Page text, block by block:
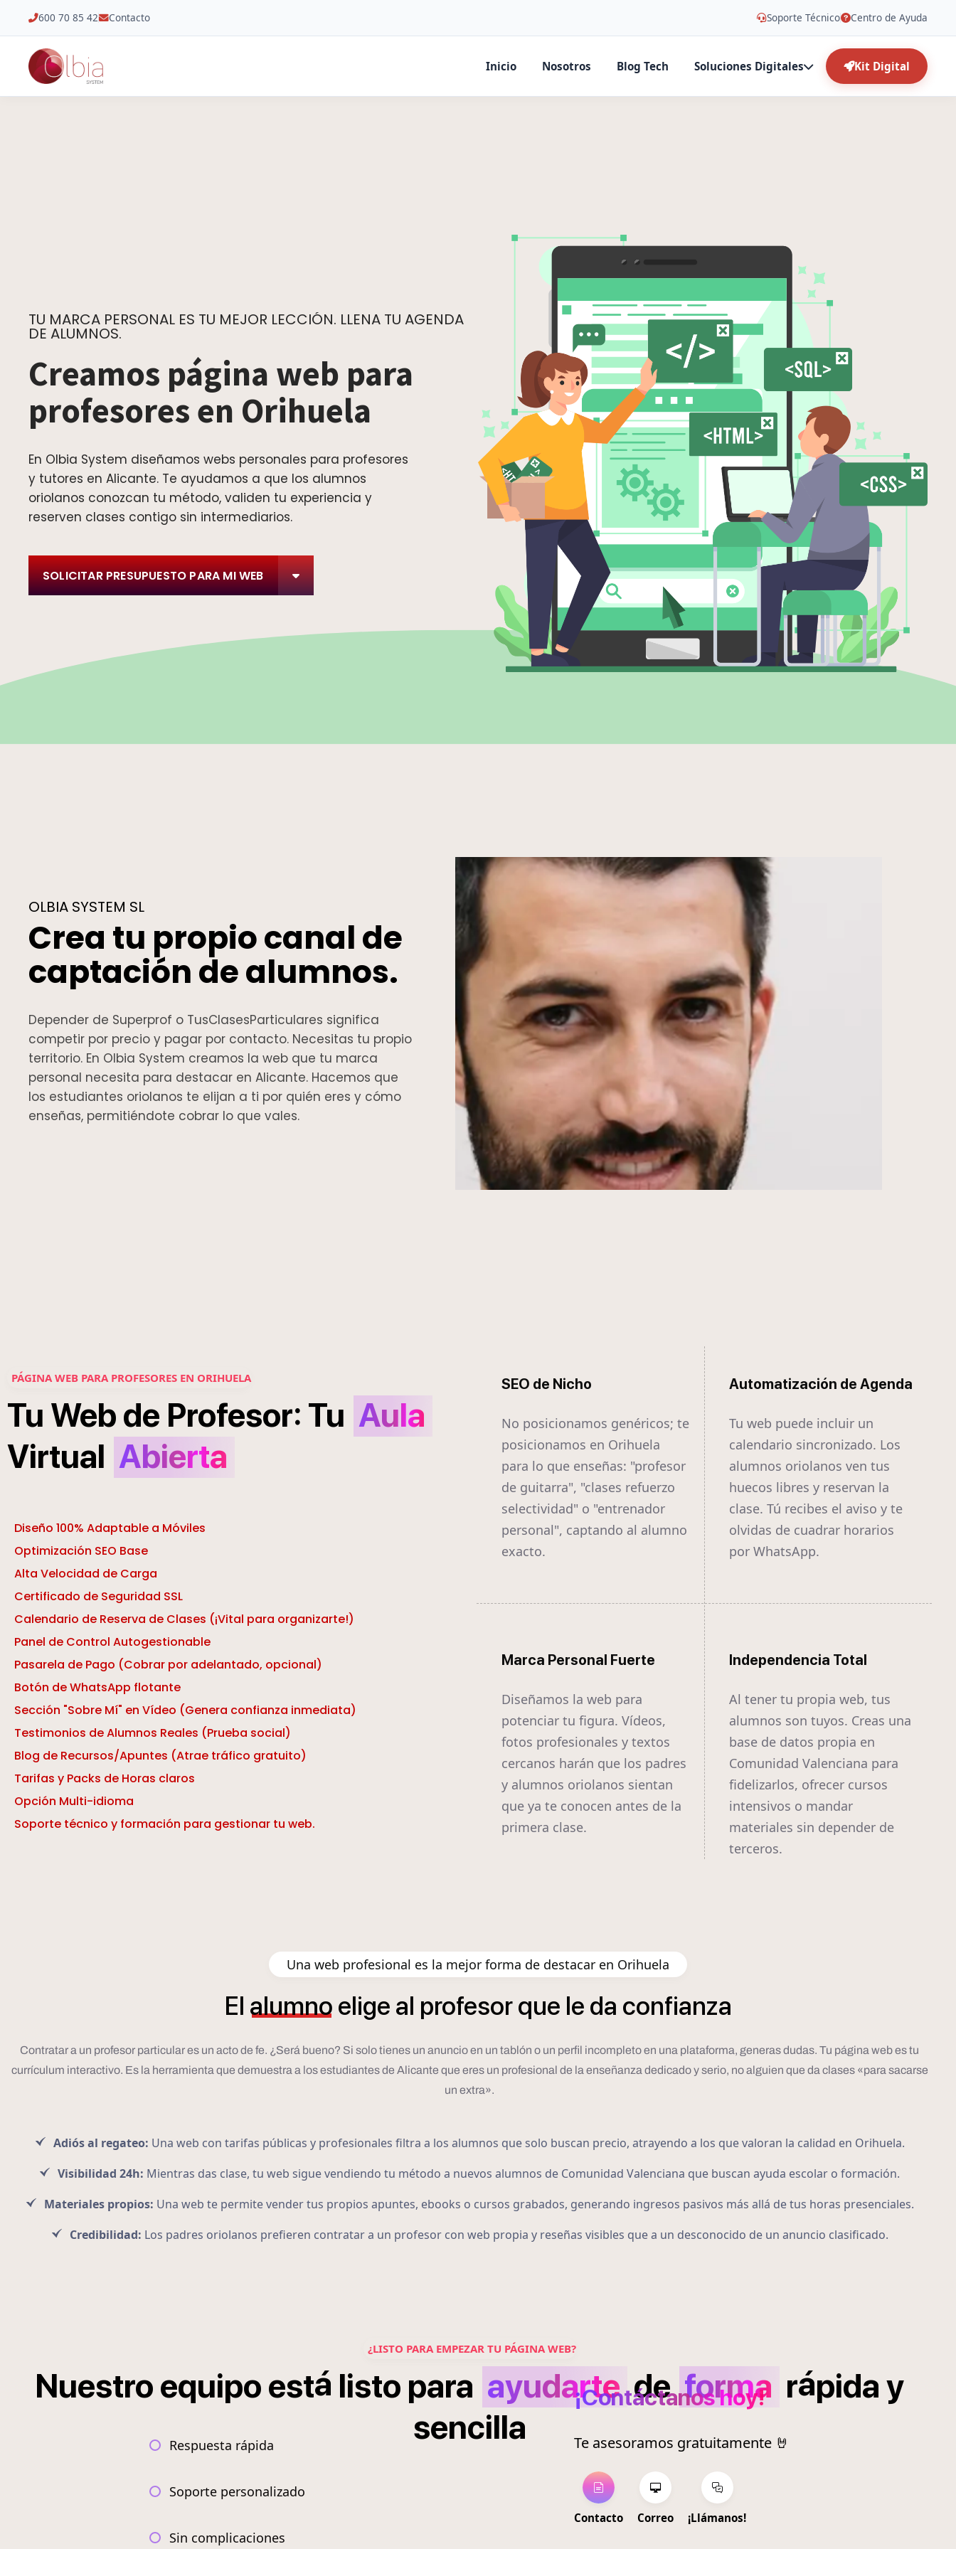
600 70 85 42 Contacto Soporte Técnico Centro de Ayuda
Inicio Nosotros Blog Tech Soluciones Digitales Kit Digital
TU MARCA PERSONAL ES TU MEJOR LECCIÓN. LLENA TU AGENDA
DE ALUMNOS.
Creamos página web para
profesores en Orihuela
En Olbia System diseñamos webs personales para profesores
y tutores en Alicante. Te ayudamos a que los alumnos
oriolanos conozcan tu método, validen tu experiencia y
reserven clases contigo sin intermediarios.
SOLICITAR PRESUPUESTO PARA MI WEB
OLBIA SYSTEM SL
Crea tu propio canal de
captación de alumnos.
Depender de Superprof o TusClasesParticulares significa
competir por precio y pagar por contacto. Necesitas tu propio
territorio. En Olbia System creamos la web que tu marca
personal necesita para destacar en Alicante. Hacemos que
los estudiantes oriolanos te elijan a ti por quién eres y cómo
enseñas, permitiéndote cobrar lo que vales.
PÁGINA WEB PARA PROFESORES EN ORIHUELA
Tu Web de Profesor: Tu Aula
Virtual Abierta
Diseño 100% Adaptable a Móviles
Optimización SEO Base
Alta Velocidad de Carga
Certificado de Seguridad SSL
Calendario de Reserva de Clases (¡Vital para organizarte!)
Panel de Control Autogestionable
Pasarela de Pago (Cobrar por adelantado, opcional)
Botón de WhatsApp flotante
Sección "Sobre Mí" en Vídeo (Genera confianza inmediata)
Testimonios de Alumnos Reales (Prueba social)
Blog de Recursos/Apuntes (Atrae tráfico gratuito)
Tarifas y Packs de Horas claros
Opción Multi-idioma
Soporte técnico y formación para gestionar tu web.
SEO de Nicho
No posicionamos genéricos; te
posicionamos en Orihuela
para lo que enseñas: "profesor
de guitarra", "clases refuerzo
selectividad" o "entrenador
personal", captando al alumno
exacto.
Automatización de Agenda
Tu web puede incluir un
calendario sincronizado. Los
alumnos oriolanos ven tus
huecos libres y reservan la
clase. Tú recibes el aviso y te
olvidas de cuadrar horarios
por WhatsApp.
Marca Personal Fuerte
Diseñamos la web para
potenciar tu figura. Vídeos,
fotos profesionales y textos
cercanos harán que los padres
y alumnos oriolanos sientan
que ya te conocen antes de la
primera clase.
Independencia Total
Al tener tu propia web, tus
alumnos son tuyos. Creas una
base de datos propia en
Comunidad Valenciana para
fidelizarlos, ofrecer cursos
intensivos o mandar
materiales sin depender de
terceros.
Una web profesional es la mejor forma de destacar en Orihuela
El alumno elige al profesorque le da confianza
Contratar a un profesor particular es un acto de fe. ¿Será bueno? Si solo tienes un anuncio en un tablón o un perfil incompleto en una plataforma, generas dudas. Tu página web es tu
currículum interactivo. Es la herramienta que demuestra a los estudiantes de Alicante que eres un profesional de la enseñanza dedicado y serio, no alguien que da clases «para sacarse
un extra».
Adiós al regateo: Una web con tarifas públicas y profesionales filtra a los alumnos que solo buscan precio, atrayendo a los que valoran la calidad en Orihuela.
Visibilidad 24h: Mientras das clase, tu web sigue vendiendo tu método a nuevos alumnos de Comunidad Valenciana que buscan ayuda escolar o formación.
Materiales propios: Una web te permite vender tus propios apuntes, ebooks o cursos grabados, generando ingresos pasivos más allá de tus horas presenciales.
Credibilidad: Los padres oriolanos prefieren contratar a un profesor con web propia y reseñas visibles que a un desconocido de un anuncio clasificado.
¿LISTO PARA EMPEZAR TU PÁGINA WEB?
Nuestro equipo está listo para ayudarte de forma rápida y
sencilla
Respuesta rápida
Soporte personalizado
Sin complicaciones
¡Contáctanos hoy!
Te asesoramos gratuitamente 🤘
Contacto Correo ¡Llámanos!